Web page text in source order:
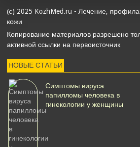
(с) 2025 KozhMed.ru - Лечение,
кожи
Копирование материалов разрешено
активной ссылки на первоисточник
НОВЫЕ СТАТЬИ
Симптомы вируса
папилломы человека в
гинекологии у женщины